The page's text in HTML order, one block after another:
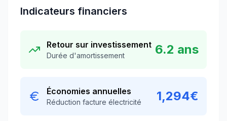
Indicateurs financiers
Retour sur investissement
Durée d'amortissement 6.2 ans
Économies annuelles
Réduction facture électricité 1,294€